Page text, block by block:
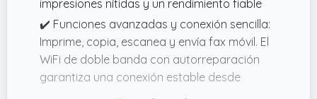
impresiones nítidas y un rendimiento fiable
✔️ Funciones avanzadas y conexión sencilla:
Imprime, copia, escanea y envía fax móvil. El
WiFi de doble banda con autorreparación
garantiza una conexión estable desde